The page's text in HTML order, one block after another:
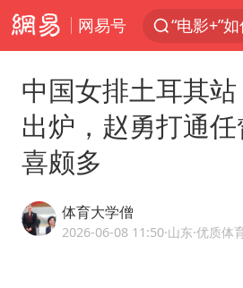
网易号
中国女排土耳其
出炉，赵勇打通
喜颇多
体育大学僧
2026-06-08 11:50·山东·优质体